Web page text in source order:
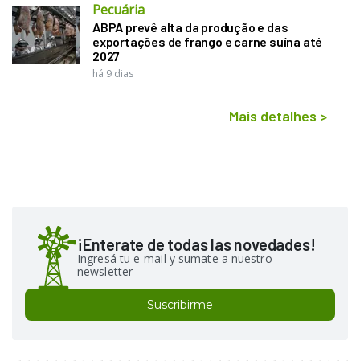
Pecuária
ABPA prevê alta da produção e das
exportações de frango e carne suína até
2027
há 9 dias
Mais detalhes >
¡Enterate de todas las novedades!
Ingresá tu e-mail y sumate a nuestro
newsletter
Suscribirme